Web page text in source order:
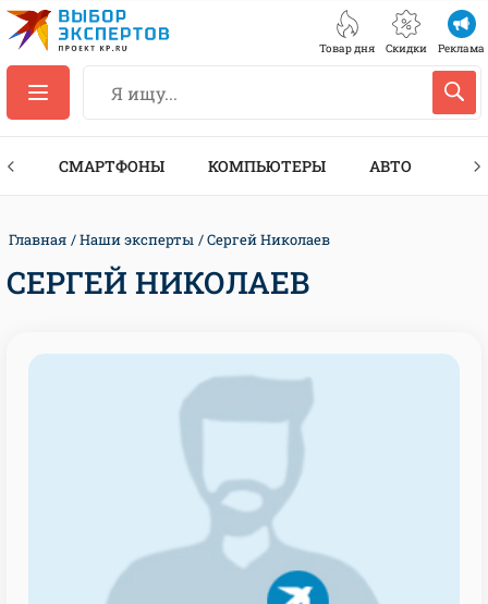
Товар дня Скидки Реклама
СМАРТФОНЫ КОМПЬЮТЕРЫ АВТО
Главная Наши эксперты Сергей Николаев
СЕРГЕЙ НИКОЛАЕВ